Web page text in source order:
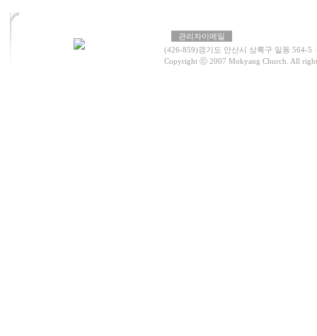
관리자이메일
(426-859)경기도 안산시 상록구 일동 564-5
Copyright ⓒ 2007 Mokyang Church. All